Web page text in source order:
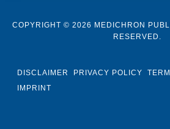
COPYRIGHT © 2026 MEDICHRON
RESERVED.
DISCLAIMER PRIVACY POLICY
IMPRINT